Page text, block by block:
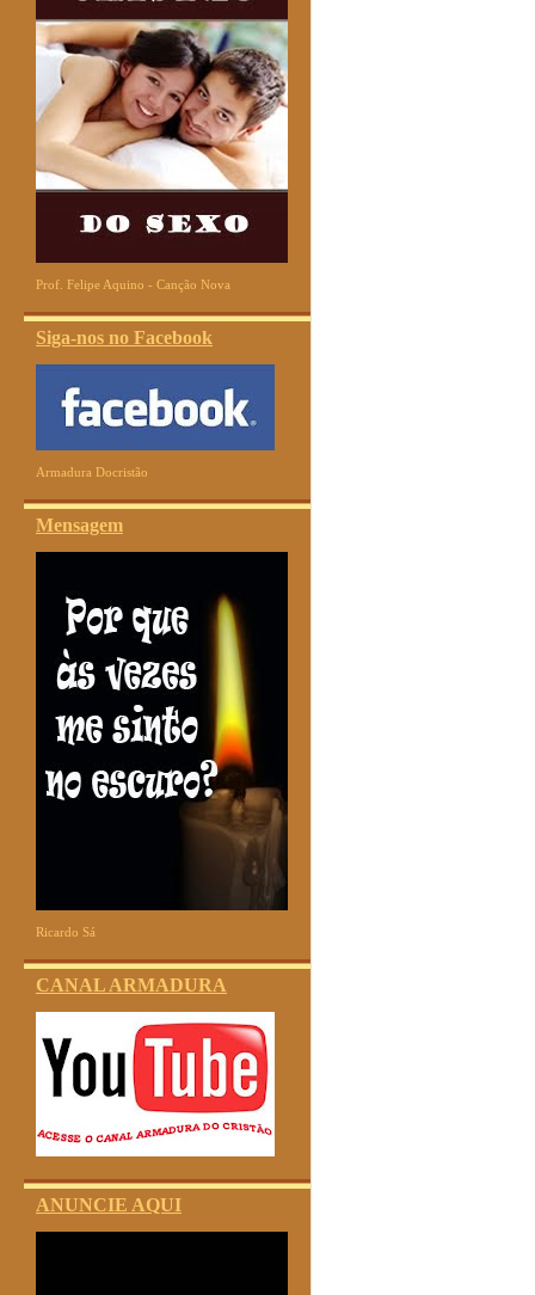
Prof. Felipe Aquino - Canção Nova
Siga-nos no Facebook
Armadura Docristão
Mensagem
Ricardo Sá
CANAL ARMADURA
ANUNCIE AQUI